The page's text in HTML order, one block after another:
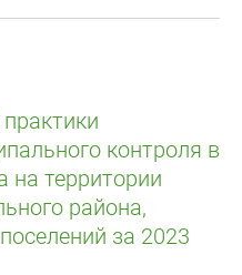
контроля в
на территории
района,
за 2023